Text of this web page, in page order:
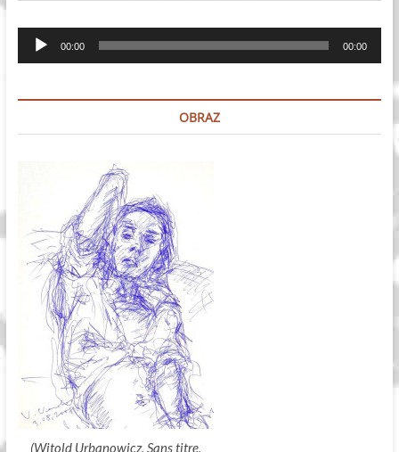
Odtwarzacz
plików
00:00 00:00
OBRAZ
(Witold Urbanowicz, Sans titre,